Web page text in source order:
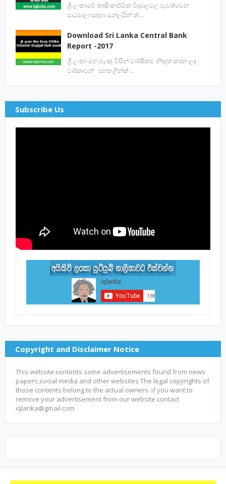
ශ්‍රී ලංකාවේ කෘෂි කාර්මික විද්‍යාලවල පැවත්වෙන
පාඨමාලා සදහා ඔන්ලයින් ක්…
Download Sri Lanka Central Bank
Report -2017
ශ්‍රී ලංකා මහ බැංකු විසින් වාර්ෂිකව නිකුත් කරන ලද
වාර්තාවන් පහත ලින්ක් …
Subscribe Us
Copyright and Disclaimer Notice
This website contents some advertisements found from news
papers,social media and other websites The legal copyrights of
those contents belong to the actual owners. if you want to
remove your advertisement from our website contact
iqlanka@gmail.com